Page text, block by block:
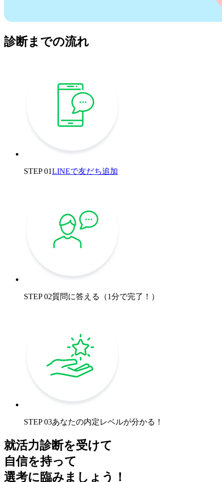
診断までの流れ
STEP 01LINEで友だち追加
STEP 02質問に答える（1分で完了！）
STEP 03あなたの内定レベルが分かる！
就活力診断を受けて
自信を持って
選考に臨みましょう！